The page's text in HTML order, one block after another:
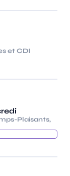
et CDI
Plaisants,